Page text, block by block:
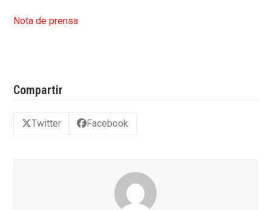
Nota de prensa
Compartir
Twitter Facebook